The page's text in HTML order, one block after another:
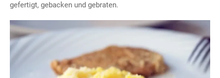
gefertigt, gebacken und gebraten.